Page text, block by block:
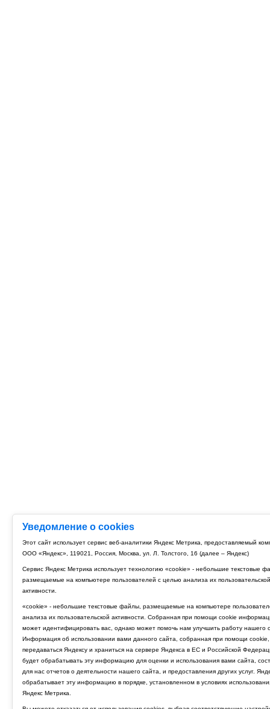
Уведомление о cookies
Этот сайт использует сервис веб-аналитики Яндекс Метрика, предоставляемый
ООО «Яндекс», 119021, Россия, Москва, ул. Л. Толстого, 16 (далее – Яндекс)
Сервис Яндекс Метрика использует технологию «cookie» - небольшие текстовые
размещаемые на компьютере пользователей с целью анализа их пользовательской
активности.
«cookie» - небольшие текстовые файлы, размещаемые на компьютере
анализа их пользовательской активности. Собранная при помощи cookie
может идентифицировать вас, однако может помочь нам улучшить работу нашего
Информация об использовании вами данного сайта, собранная при помощи cookie,
передаваться Яндексу и храниться на сервере Яндекса в ЕС и Российской
будет обрабатывать эту информацию для оценки и использования вами сайта,
для нас отчетов о деятельности нашего сайта, и предоставления других услуг.
обрабатывает эту информацию в порядке, установленном в условиях
Яндекс Метрика.